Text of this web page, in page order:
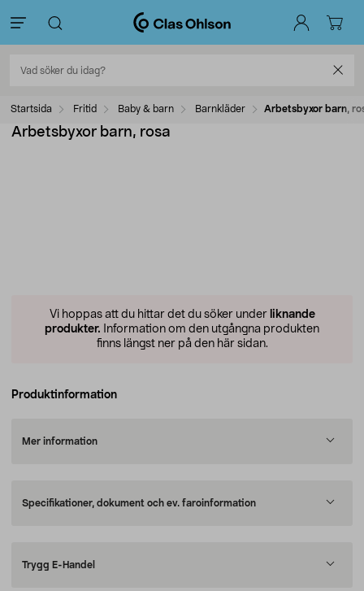
Startsida Fritid Baby & barn Barnkläder Arbetsbyxor barn,
Arbetsbyxor barn, rosa
Vi hoppas att du hittar det du söker under liknande
produkter. Information om den utgångna produkten
finns längst ner på den här sidan.
Produktinformation
Mer information
Specifikationer, dokument och ev. faroinformation
Trygg E-Handel